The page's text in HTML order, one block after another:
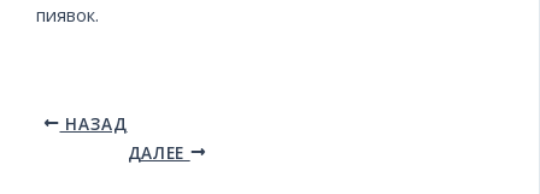
пиявок.
НАЗАД
ДАЛЕЕ